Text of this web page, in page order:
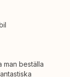
man beställa